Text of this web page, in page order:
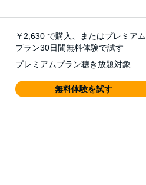
￥2,630 で購入、またはプレミアム
プラン30日間無料体験で試す
プレミアムプラン聴き放題対象
無料体験を試す